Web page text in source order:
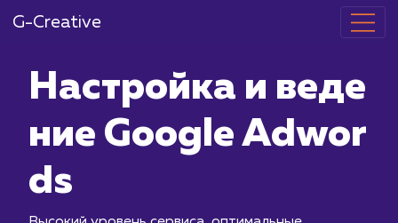
G-Creative
Настройка и
ние Google